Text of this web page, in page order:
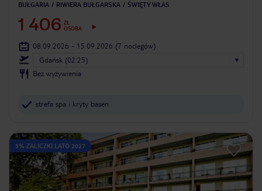
BUŁGARIA RIWIERA BUŁGARSKA ŚWIĘTY WŁAS
1 406 ZŁ
OSOBA
08.09.2026 - 15.09.2026 (7 noclegów)
Gdańsk (02:25)
Bez wyżywienia
strefa spa i kryty basen
5% ZALICZKI LATO 2027